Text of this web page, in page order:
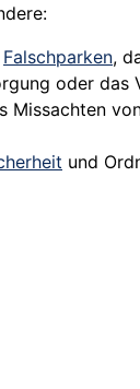
Falschparken,
oder
und